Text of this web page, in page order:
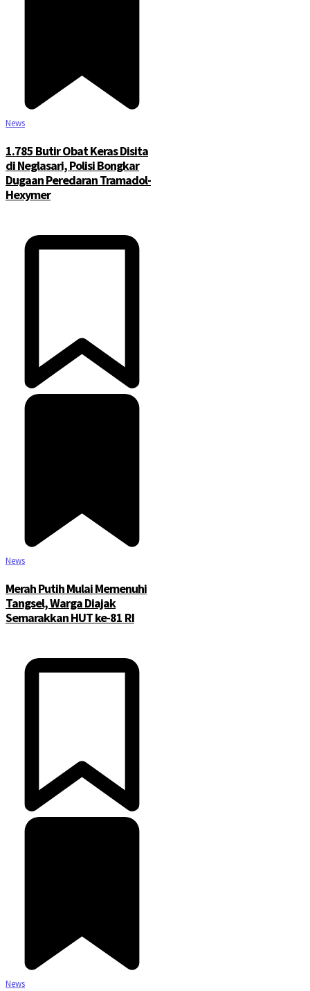
News
1.785 Butir Obat Keras Disita
di Neglasari, Polisi Bongkar
Dugaan Peredaran Tramadol-
Hexymer
News
Merah Putih Mulai Memenuhi
Tangsel, Warga Diajak
Semarakkan HUT ke-81 RI
News